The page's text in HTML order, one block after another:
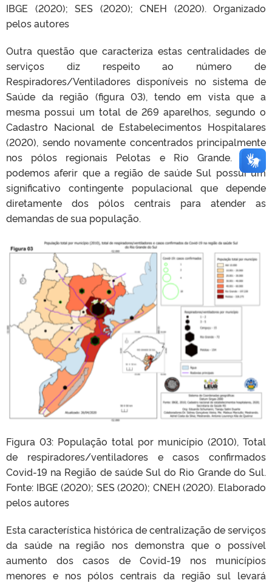
IBGE (2020); SES (2020); CNEH (2020). Organizado
pelos autores
Outra questão que caracteriza estas centralidades de
serviços diz respeito ao número de
Respiradores/Ventiladores disponíveis no sistema de
Saúde da região (figura 03), tendo em vista que a
mesma possui um total de 269 aparelhos, segundo o
Cadastro Nacional de Estabelecimentos Hospitalares
(2020), sendo novamente concentrados principalmente
nos pólos regionais Pelotas e Rio Grande. Logo,
podemos aferir que a região de saúde Sul possui um
significativo contingente populacional que depende
diretamente dos pólos centrais para atender as
demandas de sua população.
Figura 03: População total por município (2010), Total
de respiradores/ventiladores e casos confirmados
Covid-19 na Região de saúde Sul do Rio Grande do Sul.
Fonte: IBGE (2020); SES (2020); CNEH (2020). Elaborado
pelos autores
Esta característica histórica de centralização de serviços
da saúde na região nos demonstra que o possível
aumento dos casos de Covid-19 nos municípios
menores e nos pólos centrais da região sul levará